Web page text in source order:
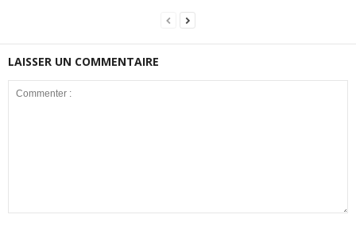
LAISSER UN COMMENTAIRE